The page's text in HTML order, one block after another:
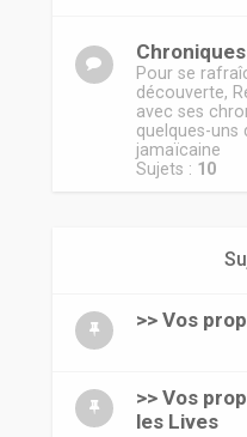
Pour se
découverte,
avec ses
quelques-uns
jamaïcaine
Sujets : 10
>> Vos
>> Vos
les Lives